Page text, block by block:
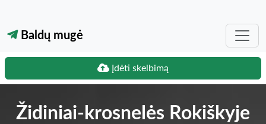
Baldų mugė
Įdėti skelbimą
Židiniai-krosnelės Rokiškyje